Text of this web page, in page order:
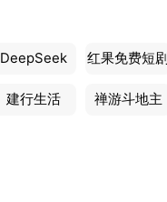
DeepSeek 红果免费短剧
建行生活 禅游斗地主